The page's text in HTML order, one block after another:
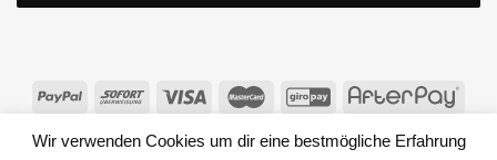
IMPRESSUM AGB WIDERRUFSRECHT
DATENSCHUTZBESTIMMUNGEN
Wir verwenden Cookies um dir eine bestmögliche Erfahrung